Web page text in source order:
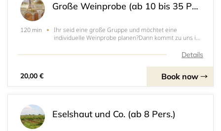
Große Weinprobe (ab 10 bis 35 Pers.)
120 min
Ihr seid eine große Gruppe und möchtet eine
individuelle Weinprobe planen?Dann kommt zu uns ins
bis zu 35 Personen und bieten eine einzigartigeDetails
20,00 € Book now
Eselshaut und Co. (ab 8 Pers.)